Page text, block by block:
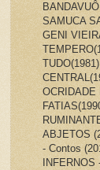
SAMUCA
GENI
OCRIDADE
ABJETOS
- Contos